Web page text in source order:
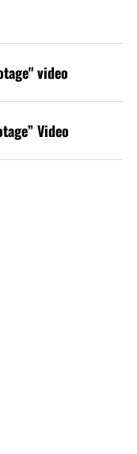
video
Video